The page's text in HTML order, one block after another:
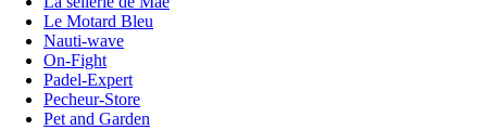
Le Motard Bleu
Nauti-wave
On-Fight
Padel-Expert
Pecheur-Store
Pet and Garden